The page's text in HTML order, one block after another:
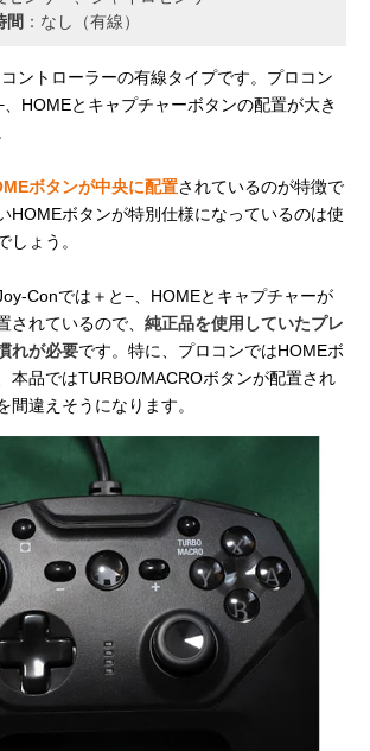
間 ：なし（有線）
ントローラーの有線タイプです。プロコン
HOMEとキャプチャーボタンの配置が大き
ボタンが中央に配置されているのが特徴で
HOMEボタンが特別仕様になっているのは使
しょう。
Conでは＋と−、HOMEとキャプチャーが
されているので、 純正品を使用していたプレ
れが必要です。特に、プロコンではHOMEボ
本品ではTURBO/MACROボタンが配置され
間違えそうになります。